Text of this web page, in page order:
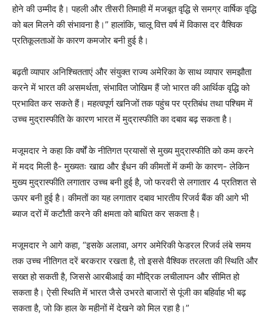
होने की उम्मीद है। पहली और तीसरी तिमाही में मजबूत वृद्धि से समग्र वार्षिक वृद्धि
को बल मिलने की संभावना है।” हालांकि, चालू वित्त वर्ष में विकास दर वैश्विक
प्रतिकूलताओं के कारण कमजोर बनी हुई है।
बढ़ती व्यापार अनिश्चितताएं और संयुक्त राज्य अमेरिका के साथ व्यापार समझौता
करने में भारत की असमर्थता, संभावित जोखिम हैं जो भारत की आर्थिक वृद्धि को
प्रभावित कर सकते हैं। महत्वपूर्ण खनिजों तक पहुंच पर प्रतिबंध तथा पश्चिम में
उच्च मुद्रास्फीति के कारण भारत में मुद्रास्फीति का दबाव बढ़ सकता है।
मजूमदार ने कहा कि वर्षों के नीतिगत प्रयासों से मुख्य मुद्रास्फीति को कम करने
में मदद मिली है- मुख्यतः खाद्य और ईंधन की कीमतों में कमी के कारण- लेकिन
मुख्य मुद्रास्फीति लगातार उच्च बनी हुई है, जो फरवरी से लगातार 4 प्रतिशत से
ऊपर बनी हुई है। कीमतों का यह लगातार दबाव भारतीय रिजर्व बैंक की आगे भी
ब्याज दरों में कटौती करने की क्षमता को बाधित कर सकता है।
मजूमदार ने आगे कहा, “इसके अलावा, अगर अमेरिकी फेडरल रिजर्व लंबे समय
तक उच्च नीतिगत दरें बरकरार रखता है, तो इससे वैश्विक तरलता की स्थिति और
सख्त हो सकती है, जिससे आरबीआई का मौद्रिक लचीलापन और सीमित हो
सकता है। ऐसी स्थिति में भारत जैसे उभरते बाजारों से पूंजी का बहिर्वाह भी बढ़
सकता है, जो कि हाल के महीनों में देखने को मिल रहा है।”